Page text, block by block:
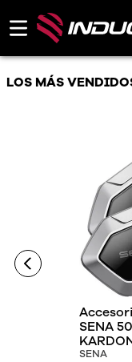
LOS MÁS
SENA
SENA